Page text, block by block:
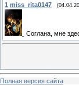
1 miss_rita0147
Соглана, мне
Полная версия сайта